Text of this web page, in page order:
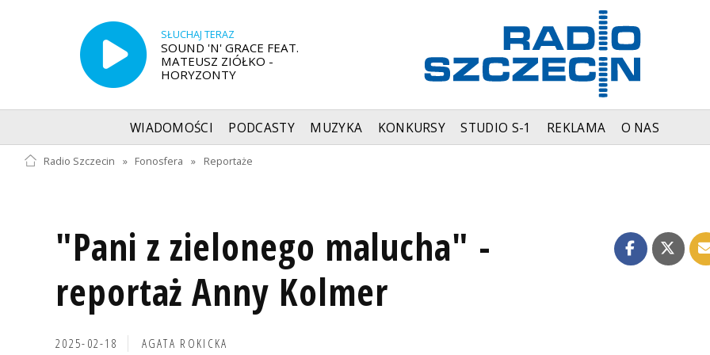
SŁUCHAJ TERAZ
SOUND 'N' GRACE FEAT.
MATEUSZ ZIÓŁKO -
HORYZONTY
WIADOMOŚCI PODCASTY MUZYKA KONKURSY STUDIO S-1 REKLAMA O NAS
Radio Szczecin » Fonosfera » Reportaże
"Pani z zielonego malucha" -
reportaż Anny Kolmer
2025-02-18 AGATA ROKICKA